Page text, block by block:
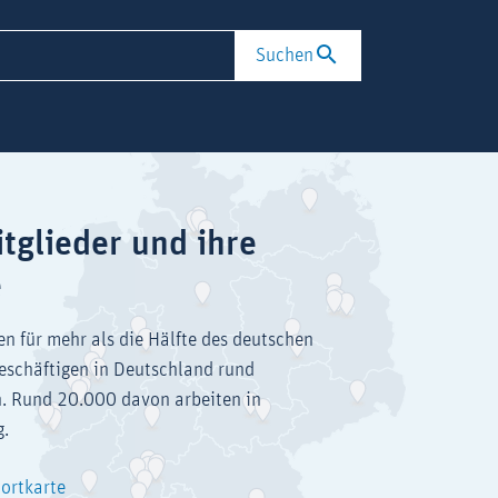
Suchen
und ihre
für mehr als die Hälfte des deutschen
in Deutschland rund
20.000 davon arbeiten in